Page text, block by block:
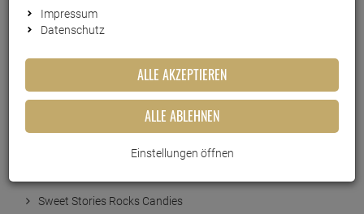
Sweet Stories Rocks Candies
Love Mix 500g
Artikel-Nummer:10011845
Sweet Stories Rocks Candies
Impressum
Datenschutz
ALLE AKZEPTIEREN
ALLE ABLEHNEN
Einstellungen öffnen